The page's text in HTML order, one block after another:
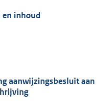
inhoud
aanwijzingsbesluit aan